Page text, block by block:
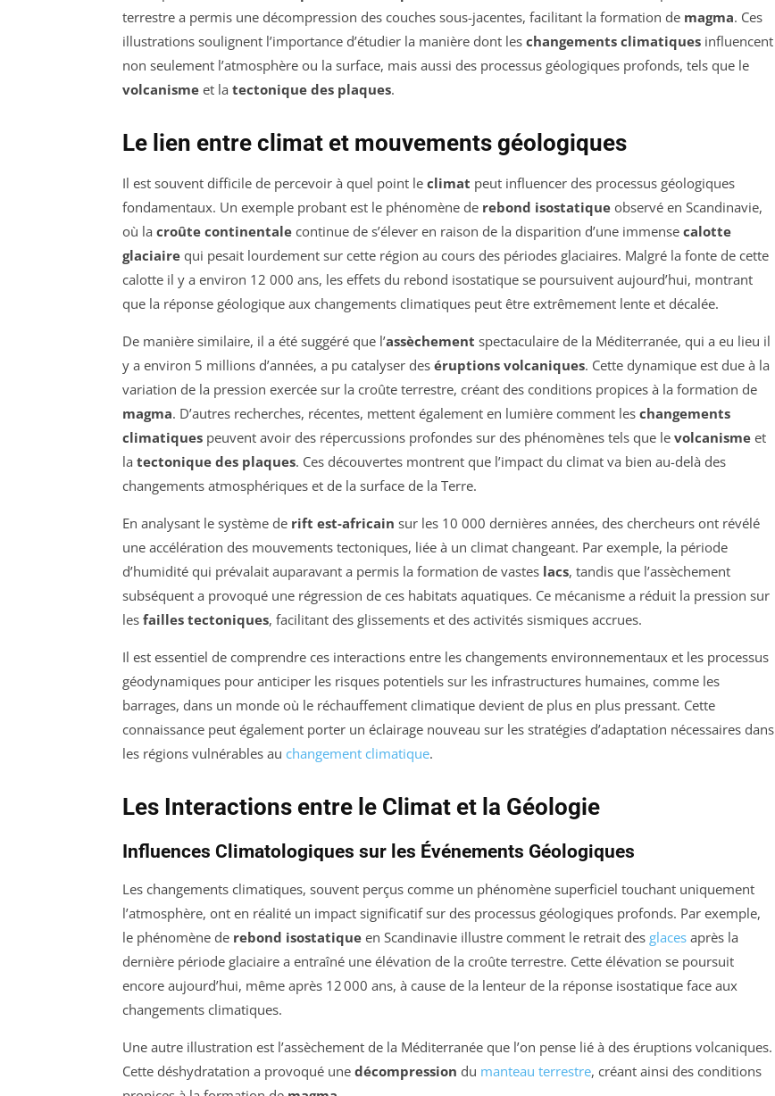
terrestre a permis une décompression des couches sous-jacentes, facilitant la formation de magma. Ces
illustrations soulignent l’importance d’étudier la manière dont les changements climatiques influencent
non seulement l’atmosphère ou la surface, mais aussi des processus géologiques profonds, tels que le
volcanisme et la tectonique des plaques.
Le lien entre climat et mouvements géologiques
Il est souvent difficile de percevoir à quel point le climat peut influencer des processus géologiques
fondamentaux. Un exemple probant est le phénomène de rebond isostatique observé en Scandinavie,
où la croûte continentale continue de s’élever en raison de la disparition d’une immense calotte
glaciaire qui pesait lourdement sur cette région au cours des périodes glaciaires. Malgré la fonte de cette
calotte il y a environ 12 000 ans, les effets du rebond isostatique se poursuivent aujourd’hui, montrant
que la réponse géologique aux changements climatiques peut être extrêmement lente et décalée.
De manière similaire, il a été suggéré que l’assèchement spectaculaire de la Méditerranée, qui a eu lieu il
y a environ 5 millions d’années, a pu catalyser des éruptions volcaniques. Cette dynamique est due à la
variation de la pression exercée sur la croûte terrestre, créant des conditions propices à la formation de
magma. D’autres recherches, récentes, mettent également en lumière comment les changements
climatiques peuvent avoir des répercussions profondes sur des phénomènes tels que le volcanisme et
la tectonique des plaques. Ces découvertes montrent que l’impact du climat va bien au-delà des
changements atmosphériques et de la surface de la Terre.
En analysant le système de rift est-africain sur les 10 000 dernières années, des chercheurs ont révélé
une accélération des mouvements tectoniques, liée à un climat changeant. Par exemple, la période
d’humidité qui prévalait auparavant a permis la formation de vastes lacs, tandis que l’assèchement
subséquent a provoqué une régression de ces habitats aquatiques. Ce mécanisme a réduit la pression sur
les failles tectoniques, facilitant des glissements et des activités sismiques accrues.
Il est essentiel de comprendre ces interactions entre les changements environnementaux et les processus
géodynamiques pour anticiper les risques potentiels sur les infrastructures humaines, comme les
barrages, dans un monde où le réchauffement climatique devient de plus en plus pressant. Cette
connaissance peut également porter un éclairage nouveau sur les stratégies d’adaptation nécessaires dans
les régions vulnérables au changement climatique.
Les Interactions entre le Climat et la Géologie
Influences Climatologiques sur les Événements Géologiques
Les changements climatiques, souvent perçus comme un phénomène superficiel touchant uniquement
l’atmosphère, ont en réalité un impact significatif sur des processus géologiques profonds. Par exemple,
le phénomène de rebond isostatique en Scandinavie illustre comment le retrait des glaces après la
dernière période glaciaire a entraîné une élévation de la croûte terrestre. Cette élévation se poursuit
encore aujourd’hui, même après 12 000 ans, à cause de la lenteur de la réponse isostatique face aux
changements climatiques.
Une autre illustration est l’assèchement de la Méditerranée que l’on pense lié à des éruptions volcaniques.
Cette déshydratation a provoqué une décompression du manteau terrestre, créant ainsi des conditions